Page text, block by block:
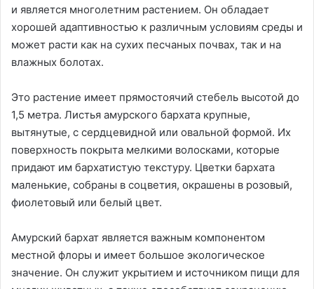
и является многолетним растением. Он обладает
хорошей адаптивностью к различным условиям среды и
может расти как на сухих песчаных почвах, так и на
влажных болотах.
Это растение имеет прямостоячий стебель высотой до
1,5 метра. Листья амурского бархата крупные,
вытянутые, с сердцевидной или овальной формой. Их
поверхность покрыта мелкими волосками, которые
придают им бархатистую текстуру. Цветки бархата
маленькие, собраны в соцветия, окрашены в розовый,
фиолетовый или белый цвет.
Амурский бархат является важным компонентом
местной флоры и имеет большое экологическое
значение. Он служит укрытием и источником пищи для